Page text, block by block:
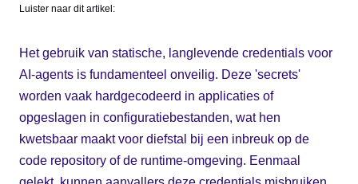
Luister naar dit artikel:
Het gebruik van statische, langlevende credentials voor
AI-agents is fundamenteel onveilig. Deze 'secrets'
worden vaak hardgecodeerd in applicaties of
opgeslagen in configuratiebestanden, wat hen
kwetsbaar maakt voor diefstal bij een inbreuk op de
code repository of de runtime-omgeving. Eenmaal